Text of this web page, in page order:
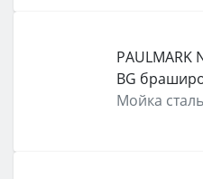
PAULMARK
BG
Мойка